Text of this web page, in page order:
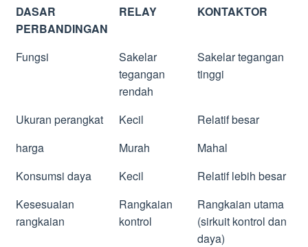
DASAR
PERBANDINGAN
RELAY KONTAKTOR
Fungsi
Sakelar
tegangan
rendah
Sakelar tegangan
tinggi
Ukuran perangkat Kecil
Relatif besar
harga
Murah
Mahal
Konsumsi daya
Kecil
Relatif lebih besar
Kesesuaian
rangkaian
Rangkaian
kontrol
Rangkaian utama
(sirkuit kontrol dan
daya)